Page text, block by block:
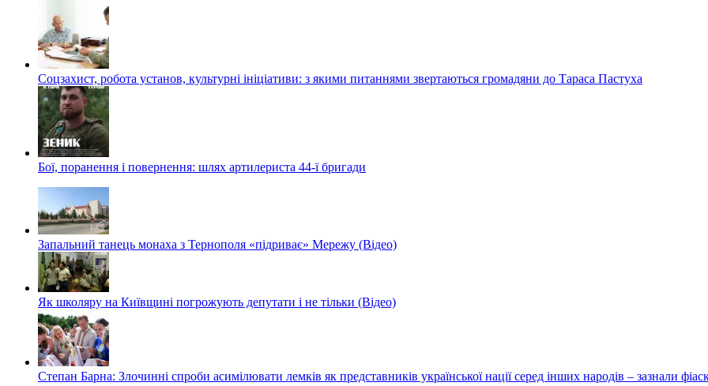
Соцзахист, робота установ, культурні ініціативи: з якими питаннями звертаються громадяни до Тараса Пастуха
Бої, поранення і повернення: шлях артилериста 44-ї бригади
Запальний танець монаха з Тернополя «підриває» Мережу (Відео)
Як школяру на Київщині погрожують депутати і не тільки (Відео)
Степан Барна: Злочинні спроби асимілювати лемків як представників української нації серед інших народів – зазнали